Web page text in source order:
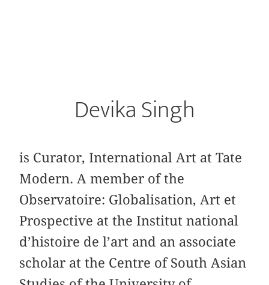
Devika Singh
is Curator, International Art at Tate
Modern. A member of the
Observatoire: Globalisation, Art et
Prospective at the Institut national
d’histoire de l’art and an associate
scholar at the Centre of South Asian